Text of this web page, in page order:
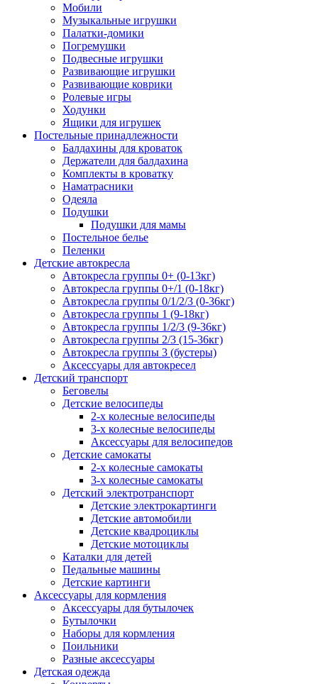
Мобили
Музыкальные игрушки
Палатки-домики
Погремушки
Подвесные игрушки
Развивающие игрушки
Развивающие коврики
Ролевые игры
Ходунки
Ящики для игрушек
Постельные принадлежности
Балдахины для кроваток
Держатели для балдахина
Комплекты в кроватку
Наматрасники
Одеяла
Подушки
Подушки для мамы
Постельное белье
Пеленки
Детские автокресла
Автокресла группы 0+ (0-13кг)
Автокресла группы 0+/1 (0-18кг)
Автокресла группы 0/1/2/3 (0-36кг)
Автокресла группы 1 (9-18кг)
Автокресла группы 1/2/3 (9-36кг)
Автокресла группы 2/3 (15-36кг)
Автокресла группы 3 (бустеры)
Аксессуары для автокресел
Детский транспорт
Беговелы
Детские велосипеды
2-х колесные велосипеды
3-х колесные велосипеды
Аксессуары для велосипедов
Детские самокаты
2-х колесные самокаты
3-х колесные самокаты
Детский электротранспорт
Детские электрокартинги
Детские автомобили
Детские квадроциклы
Детские мотоциклы
Каталки для детей
Педальные машины
Детские картинги
Аксессуары для кормления
Аксессуары для бутылочек
Бутылочки
Наборы для кормления
Поильники
Разные аксессуары
Детская одежда